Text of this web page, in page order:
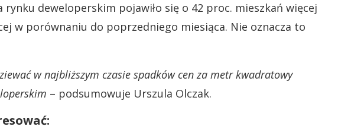
rynku deweloperskim pojawiło się o 42 proc. mieszkań więcej
w porównaniu do poprzedniego miesiąca. Nie oznacza to
w najbliższym czasie spadków cen za metr kwadratowy
– podsumowuje Urszula Olczak.